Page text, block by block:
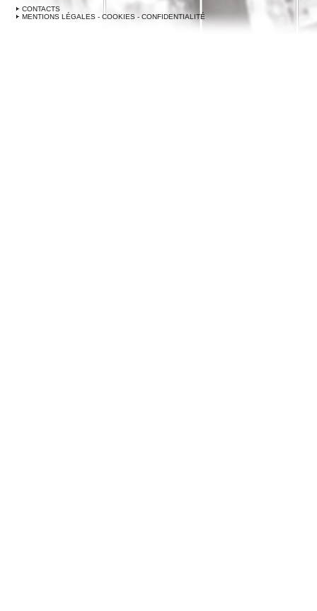
CONTACTS
MENTIONS LÉGALES - COOKIES - CONFIDENTIALITÉ